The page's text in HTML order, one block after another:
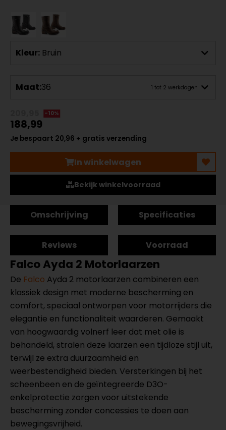
Kleur: Bruin
Maat:36 1 tot 2 werkdagen
-10%
188,99
Je bespaart 20,96 + gratis verzending
In winkelwagen
Bekijk winkelvoorraad
Omschrijving Specificaties
Reviews Voorraad
Falco Ayda 2 Motorlaarzen
De Falco Ayda 2 motorlaarzen combineren een
klassiek design met moderne bescherming en
comfort, speciaal ontworpen voor motorrijders die
elegantie en functionaliteit waarderen. Gemaakt
van hoogwaardig volnerf leer dat met olie is
behandeld, stralen deze laarzen een tijdloze stijl uit,
terwijl ze extra duurzaamheid en
weerbestendigheid bieden. Versterkingen bij het
scheenbeen en de geïntegreerde D3O-
enkelprotectie zorgen voor uitstekende
bescherming zonder concessies te doen aan
bewegingsvrijheid.